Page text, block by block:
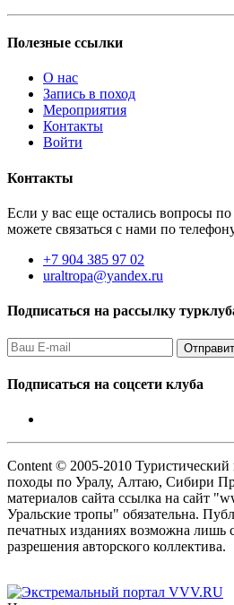
Полезные ссылки
О нас
Запись в поход
Мероприятия
Контакты
Войти
Контакты
Если у вас еще остались вопросы
можете связаться с нами по
+7 904 385 97 02
uraltropa@yandex.ru
Подписаться на рассылку
Подписаться на соцсети клуба
Content © 2005-2010
походы по Уралу, Алтаю, Сибири
материалов сайта ссылка на сайт
Уральские тропы" обязательна.
печатных изданиях возможна лишь
разрешения авторского коллектива.